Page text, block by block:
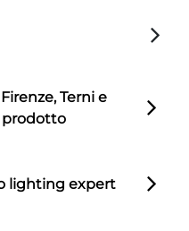
Terni e
prodotto
lighting expert